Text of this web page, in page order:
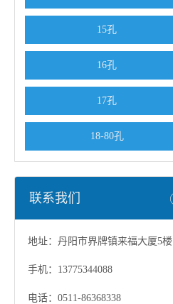
15孔
16孔
17孔
18-80孔
联系我们
地址：丹阳市界牌镇来福大厦5楼
手机：13775344088
电话：0511-86368338